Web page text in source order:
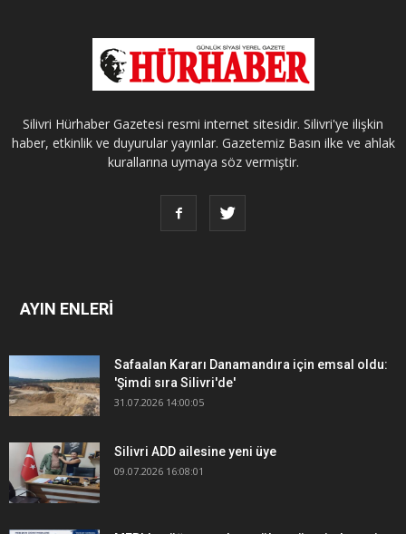
Silivri Hürhaber Gazetesi resmi internet sitesidir. Silivri'ye ilişkin
haber, etkinlik ve duyurular yayınlar. Gazetemiz Basın ilke ve ahlak
kurallarına uymaya söz vermiştir.
AYIN ENLERİ
Safaalan Kararı Danamandıra için emsal oldu:
'Şimdi sıra Silivri'de'
31.07.2026 14:00:05
Silivri ADD ailesine yeni üye
09.07.2026 16:08:01